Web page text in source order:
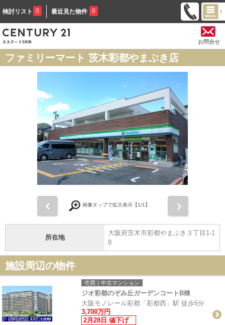
検討リスト 0 最近見た物件 0
お問合せ
ファミリーマート 茨木彩都やまぶき店
画像タップで拡大表示【1/1】
所在地
大阪府茨木市彩都やまぶき３丁目1-1
8
施設周辺の物件
売買｜中古マンション
ジオ彩都のぞみ丘ガーデンコートB棟
大阪モノレール彩都「彩都西」駅 徒歩6分
3,700万円
2月28日 値下げ